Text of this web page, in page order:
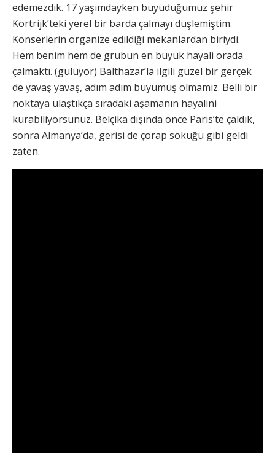
edemezdik. 17 yaşımdayken büyüdüğümüz şehir
Kortrijk’teki yerel bir barda çalmayı düşlemiştim.
Konserlerin organize edildiği mekanlardan biriydi.
Hem benim hem de grubun en büyük hayali orada
çalmaktı. (gülüyor) Balthazar’la ilgili güzel bir gerçek
de yavaş yavaş, adım adım büyümüş olmamız. Belli bir
noktaya ulaştıkça sıradaki aşamanın hayalini
kurabiliyorsunuz. Belçika dışında önce Paris’te çaldık,
sonra Almanya’da, gerisi de çorap söküğü gibi geldi
zaten.